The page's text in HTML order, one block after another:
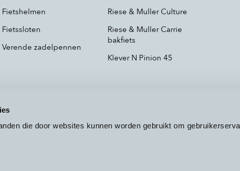
die door websites kunnen worden gebruikt om
Fietshelmen
Fietssloten
Verende zadelpennen
Riese & Muller Culture
Riese & Muller Carrie
bakfiets
Klever N Pinion 45